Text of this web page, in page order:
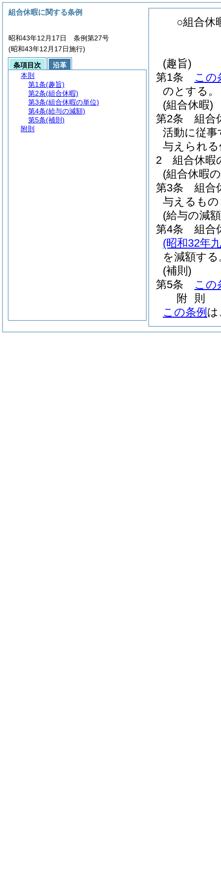
○組合休
(趣旨)
第1条
この
のとする。
(組合休暇)
第2条
組合
活動に従
与えられ
2
組合休暇
(組合休暇
第3条
組合
与えるも
(給与の減
第4条
組合
(昭和32年
を減額する
(補則)
第5条
この
附 則
この条例 は
組合休暇に関する条例
昭和43年12月17日 条例第27号
(昭和43年12月17日施行)
条項目次
沿革
本則
第1条(趣旨)
第2条(組合休暇)
第3条(組合休暇の単位)
第4条(給与の減額)
第5条(補則)
附則